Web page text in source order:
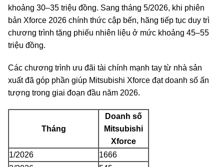
khoảng 30–35 triệu đồng. Sang tháng 5/2026, khi phiên
bản Xforce 2026 chính thức cập bến, hãng tiếp tục duy trì
chương trình tặng phiếu nhiên liệu ở mức khoảng 45–55
triệu đồng.
Các chương trình ưu đãi tài chính mạnh tay từ nhà sản
xuất đã góp phần giúp Mitsubishi Xforce đạt doanh số ấn
tượng trong giai đoạn đầu năm 2026.
Tháng
Doanh số
Mitsubishi
Xforce
1/2026
1666